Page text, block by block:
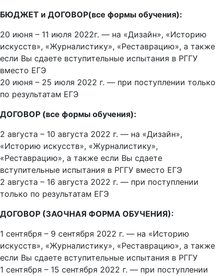
БЮДЖЕТ и ДОГОВОР(все формы обучения):
20 июня – 11 июля 2022г. — на «Дизайн», «Историю
искусств», «Журналистику», «Реставрацию», а также
если Вы сдаете вступительные испытания в РГГУ
вместо ЕГЭ
20 июня – 25 июля 2022 г. — при поступлении только
по результатам ЕГЭ
ДОГОВОР (все формы обучения):
2 августа – 10 августа 2022 г. — на «Дизайн»,
«Историю искусств», «Журналистику»,
«Реставрацию», а также если Вы сдаете
вступительные испытания в РГГУ вместо ЕГЭ
2 августа – 16 августа 2022 г. — при поступлении
только по результатам ЕГЭ
ДОГОВОР (ЗАОЧНАЯ ФОРМА ОБУЧЕНИЯ):
1 сентября – 9 сентября 2022 г. — на «Историю
искусств», «Журналистику», «Реставрацию», а также
если Вы сдаете вступительные испытания в РГГУ
1 сентября – 15 сентября 2022 г. — при поступлении